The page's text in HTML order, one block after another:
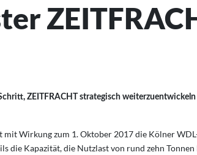
ZEITFRACHT strategisch
mit Wirkung zum 1. Oktober 2017 die Kölner
die Kapazität, die Nutzlast von rund zehn